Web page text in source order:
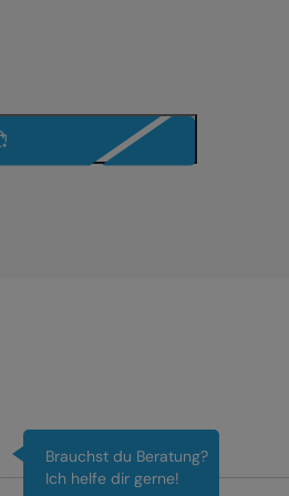
Brauchst du Beratung?
Ich helfe dir gerne!